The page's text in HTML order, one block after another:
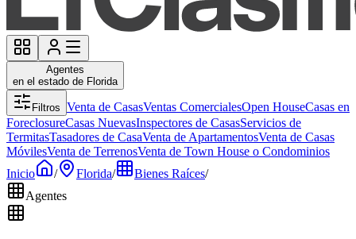
Agentes
en el estado de Florida
Filtros Venta de CasasVentas ComercialesOpen HouseCasas en
ForeclosureCasas NuevasInspectores de CasasServicios de
TermitasTasadores de CasaVenta de ApartamentosVenta de Casas
MóvilesVenta de TerrenosVenta de Town House o Condominios
Inicio
/ Florida/ Bienes Raíces/
Agentes